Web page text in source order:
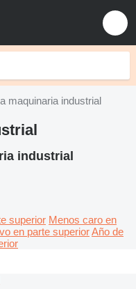
maquinaria industrial
industrial
superior Menos caro en
en parte superiorAño de